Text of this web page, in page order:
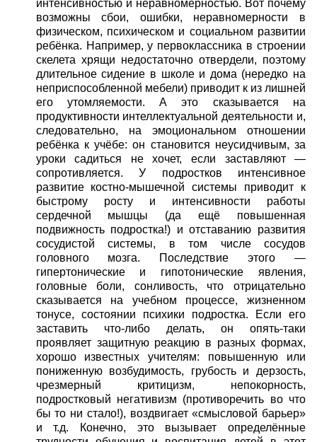
интенсивностью и неравномерностью. Вот почему
возможны сбои, ошибки, неравномерности в
физическом, психическом и социальном развитии
ребёнка. Например, у первоклассника в строении
скелета хрящи недостаточно отвердели, поэтому
длительное сидение в школе и дома (нередко на
неприспособленной мебели) приводит к из лишней
его утомляемости. А это сказывается на
продуктивности интеллектуальной деятельности и,
следовательно, на эмоциональном отношении
ребёнка к учёбе: он становится неусидчивым, за
уроки садиться не хочет, если заставляют —
сопротивляется. У подростков интенсивное
развитие костно-мышечной системы приводит к
быстрому росту и интенсивности работы
сердечной мышцы (да ещё повышенная
подвижность подростка!) и отставанию развития
сосудистой системы, в том числе сосудов
головного мозга. Последствие этого —
гипертонические и гипотонические явления,
головные боли, сонливость, что отрицательно
сказывается на учебном процессе, жизненном
тонусе, состоянии психики подростка. Если его
заставить что-либо делать, он опять-таки
проявляет защитную реакцию в разных формах,
хорошо известных учителям: повышенную или
пониженную возбудимость, грубость и дерзость,
чрезмерный критицизм, непокорность,
подростковый негативизм (противоречить во что
бы то ни стало!), воздвигает «смысловой барьер»
и т.д. Конечно, это вызывает определённые